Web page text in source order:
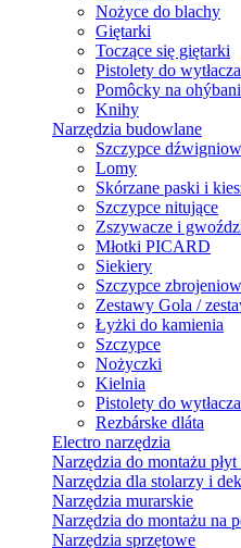
Nożyce do blachy
Giętarki
Toczące się giętarki
Pistolety do
Pomôcky na
Knihy
Narzędzia budowlane
Szczypce
Lomy
Skórzane paski i
Szczypce nitujące
Zszywacze i
Młotki PICARD
Siekiery
Szczypce
Zestawy Gola /
Łyżki do kamienia
Szczypce
Nożyczki
Kielnia
Pistolety do
Rezbárske dláta
Electro narzędzia
Narzędzia do montażu
Narzędzia dla stolarzy i
Narzędzia murarskie
Narzędzia do montażu na
Narzędzia sprzętowe